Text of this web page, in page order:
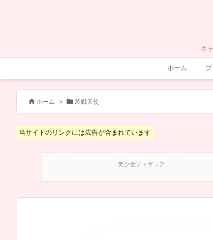
キ
ホーム
 ホーム >  装戦天使
当サイトのリンクには広告が含まれています
美少女フィギュア